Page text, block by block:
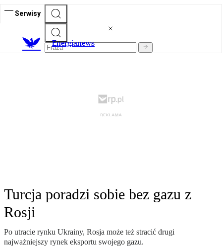
Serwisy
Energianews
Turcja poradzi sobie bez gazu z
Rosji
Po utracie rynku Ukrainy, Rosja może też stracić drugi
najważniejszy rynek eksportu swojego gazu.